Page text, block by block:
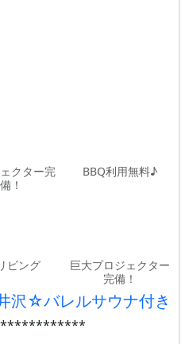
クター完
備！
BBQ利用無料♪
ビング
巨大プロジェクター
完備！
沢☆バレルサウナ付き